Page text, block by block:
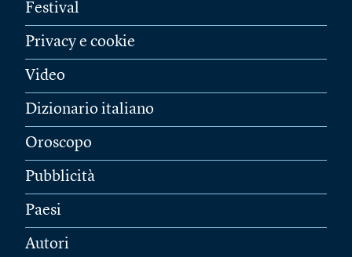
Festival
Privacy e cookie
Video
Dizionario italiano
Oroscopo
Pubblicità
Paesi
Autori